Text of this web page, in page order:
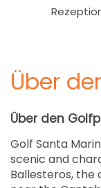
Über
Über den
Golf Santa
scenic and
Ballesteros, the